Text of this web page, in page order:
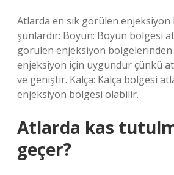
Atlarda en sık görülen
şunlardır: Boyun: Boyun bölgesi
görülen enjeksiyon
enjeksiyon için uygundur çünkü
ve geniştir. Kalça: Kalça bölgesi
enjeksiyon bölgesi olabilir.
Atlarda kas
geçer?